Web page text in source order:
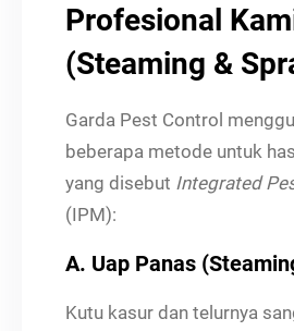
Profesional
(Steaming &
Garda Pest Control
beberapa metode untuk
yang disebut Integrated
(IPM):
A. Uap Panas
Kutu kasur dan telurnya